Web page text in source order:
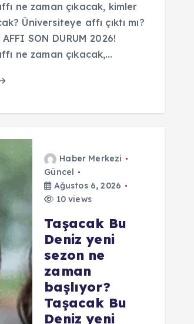
ne zaman çıkacak, kimler
Üniversiteye affı çıktı mı?
AFFI SON DURUM 2026!
ne zaman çıkacak,…
Haber Merkezi
Güncel
Ağustos 6, 2026
10 views
Taşacak Bu
Deniz yeni
sezon ne
zaman
başlıyor?
Taşacak Bu
Deniz yeni